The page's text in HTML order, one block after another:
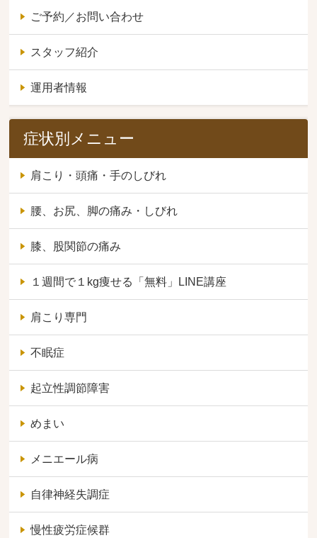
ご予約／お問い合わせ
スタッフ紹介
運用者情報
症状別メニュー
肩こり・頭痛・手のしびれ
腰、お尻、脚の痛み・しびれ
膝、股関節の痛み
１週間で１kg痩せる「無料」LINE講座
肩こり専門
不眠症
起立性調節障害
めまい
メニエール病
自律神経失調症
慢性疲労症候群